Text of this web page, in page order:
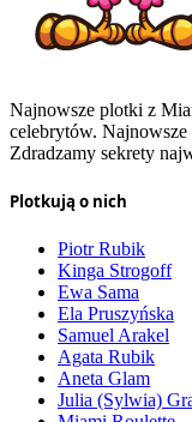
Najnowsze plotki z
celebrytów. Najnowsze
Zdradzamy sekrety
Plotkują o nich
Piotr Rubik
Kinga Strogoff
Ewa Sama
Ela Pruszyńska
Samuel Arakel
Agata Rubik
Aneta Glam
Julia (Sylwia)